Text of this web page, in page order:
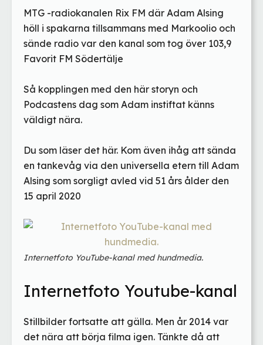
MTG -radiokanalen Rix FM där Adam Alsing
höll i spakarna tillsammans med Markoolio och
sände radio var den kanal som tog över 103,9
Favorit FM Södertälje
Så kopplingen med den här storyn och
Podcastens dag som Adam instiftat känns
väldigt nära.
Du som läser det här. Kom även ihåg att sända
en tankevåg via den universella etern till Adam
Alsing som sorgligt avled vid 51 års ålder den
15 april 2020
Internetfoto YouTube-kanal med hundmedia.
Internetfoto Youtube-kanal
Stillbilder fortsatte att gälla. Men år 2014 var
det nära att börja filma igen. Tänkte då att